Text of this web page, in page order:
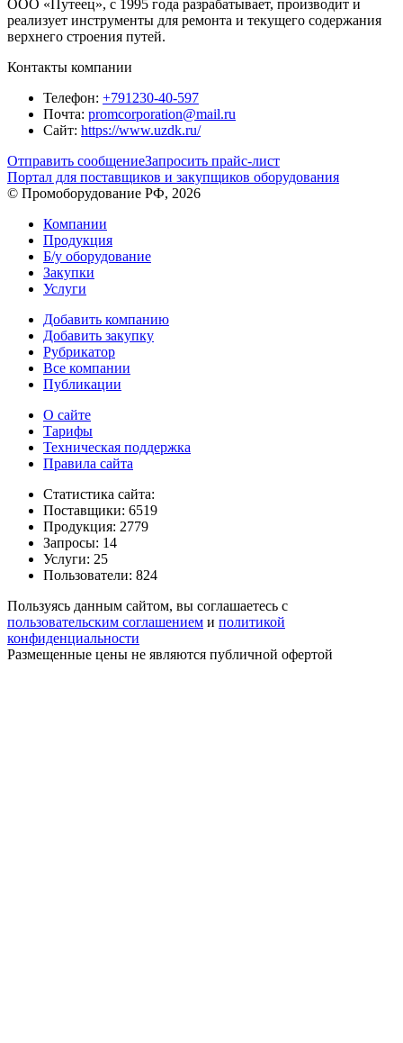
ООО «Путеец», с 1995 года разрабатывает, производит и
реализует инструменты для ремонта и текущего содержания
верхнего строения путей.
Контакты компании
Телефон: +791230-40-597
Почта: promcorporation@mail.ru
Сайт: https://www.uzdk.ru/
Отправить сообщениеЗапросить прайс-лист
Портал для поставщиков и закупщиков оборудования
© Промоборудование РФ, 2026
Компании
Продукция
Б/у оборудование
Закупки
Услуги
Добавить компанию
Добавить закупку
Рубрикатор
Все компании
Публикации
О сайте
Тарифы
Техническая поддержка
Правила сайта
Статистика сайта:
Поставщики: 6519
Продукция: 2779
Запросы: 14
Услуги: 25
Пользователи: 824
Пользуясь данным сайтом, вы соглашаетесь с
пользовательским соглашением и политикой
конфиденциальности
Размещенные цены не являются публичной офертой